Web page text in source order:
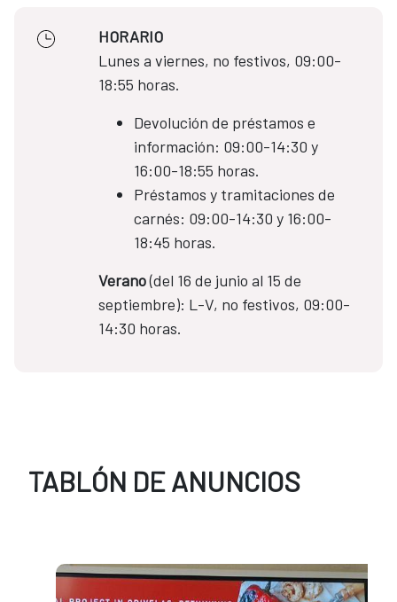
HORARIO
Lunes a viernes, no festivos, 09:00-
18:55 horas.
Devolución de préstamos e
información: 09:00-14:30 y
16:00-18:55 horas.
Préstamos y tramitaciones de
carnés: 09:00-14:30 y 16:00-
18:45 horas.
Verano(del 16 de junio al 15 de
septiembre): L-V, no festivos, 09:00-
14:30 horas.
TABLÓN DE ANUNCIOS